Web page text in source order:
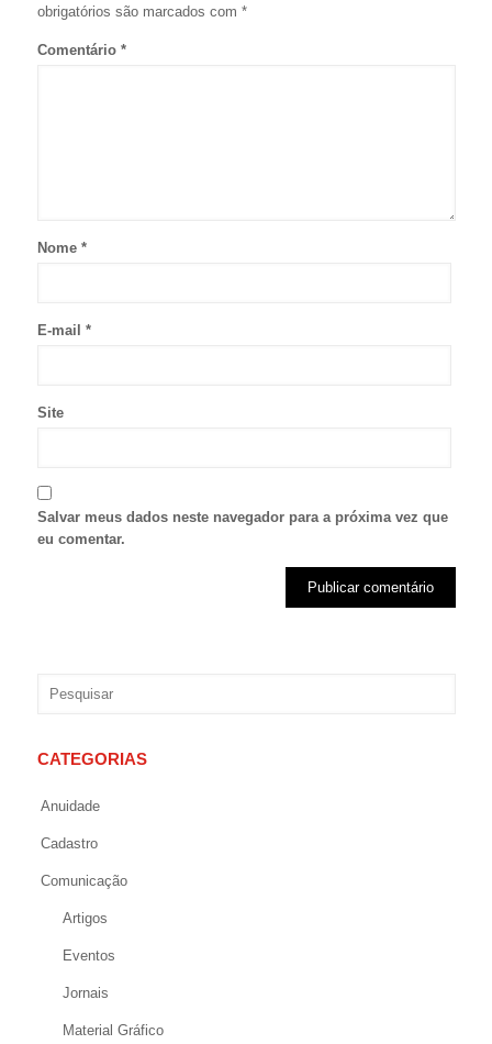
obrigatórios são marcados com *
Comentário *
Nome *
E-mail *
Site
Salvar meus dados neste navegador para a próxima vez que
eu comentar.
CATEGORIAS
Anuidade
Cadastro
Comunicação
Artigos
Eventos
Jornais
Material Gráfico